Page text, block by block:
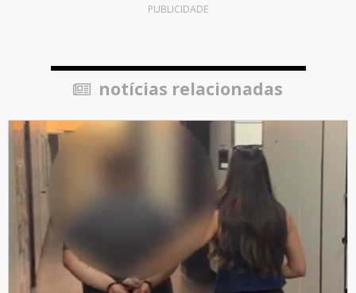
PUBLICIDADE
notícias relacionadas